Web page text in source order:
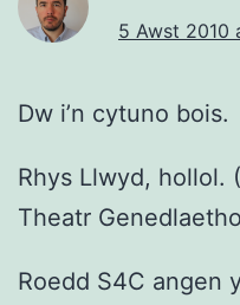
5 Awst 2010
Dw i’n cytuno bois.
Rhys Llwyd, hollol.
Theatr
Roedd S4C angen